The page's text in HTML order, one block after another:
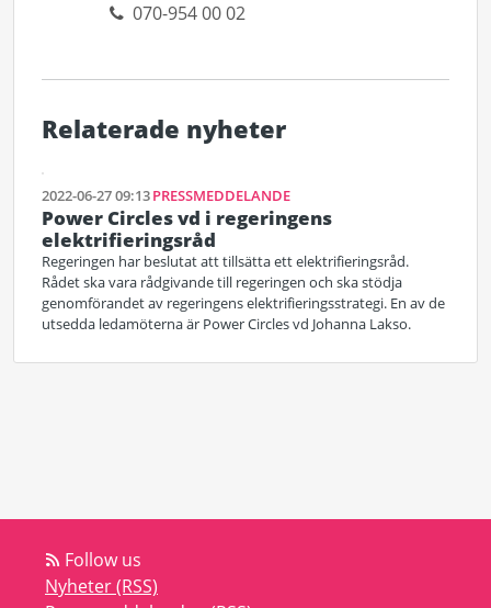
070-954 00 02
Relaterade nyheter
2022-06-27 09:13PRESSMEDDELANDE
Power Circles vd i regeringens
elektrifieringsråd
Regeringen har beslutat att tillsätta ett elektrifieringsråd.
Rådet ska vara rådgivande till regeringen och ska stödja
genomförandet av regeringens elektrifieringsstrategi. En av de
utsedda ledamöterna är Power Circles vd Johanna Lakso.
Follow us
Nyheter (RSS)